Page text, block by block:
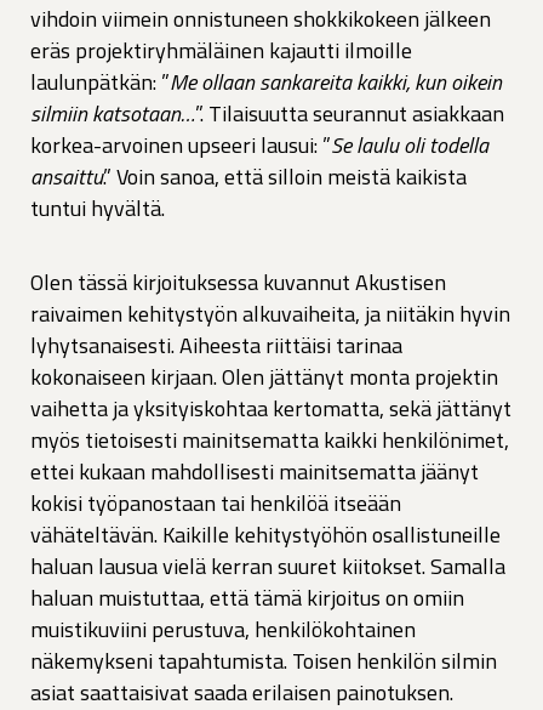
vihdoin viimein onnistuneen shokkikokeen jälkeen
eräs projektiryhmäläinen kajautti ilmoille
laulunpätkän: ”Me ollaan sankareita kaikki, kun oikein
silmiin katsotaan…”. Tilaisuutta seurannut asiakkaan
korkea-arvoinen upseeri lausui: ”Se laulu oli todella
ansaittu.” Voin sanoa, että silloin meistä kaikista
tuntui hyvältä.
Olen tässä kirjoituksessa kuvannut Akustisen
raivaimen kehitystyön alkuvaiheita, ja niitäkin hyvin
lyhytsanaisesti. Aiheesta riittäisi tarinaa
kokonaiseen kirjaan. Olen jättänyt monta projektin
vaihetta ja yksityiskohtaa kertomatta, sekä jättänyt
myös tietoisesti mainitsematta kaikki henkilönimet,
ettei kukaan mahdollisesti mainitsematta jäänyt
kokisi työpanostaan tai henkilöä itseään
vähäteltävän. Kaikille kehitystyöhön osallistuneille
haluan lausua vielä kerran suuret kiitokset. Samalla
haluan muistuttaa, että tämä kirjoitus on omiin
muistikuviini perustuva, henkilökohtainen
näkemykseni tapahtumista. Toisen henkilön silmin
asiat saattaisivat saada erilaisen painotuksen.